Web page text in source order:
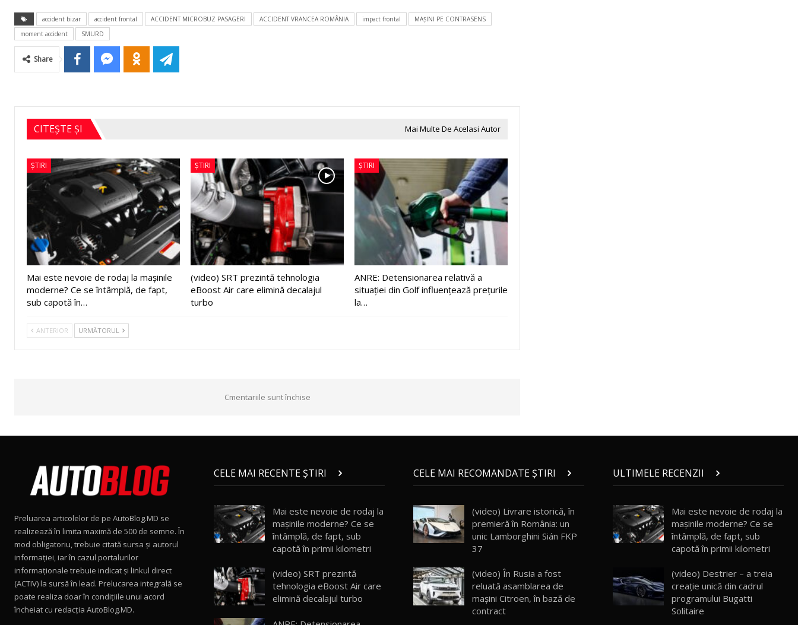
accident bizar accident frontal ACCIDENT MICROBUZ PASAGERI ACCIDENT VRANCEA ROMÂNIA impact frontal
MAŞINI PE CONTRASENS
moment accident
SMURD
Share
CITEȘTE ȘI Mai Multe De Acelasi Autor
ȘTIRI
Mai este nevoie de rodaj la mașinile
moderne? Ce se întâmplă, de fapt,
sub capotă în…
ȘTIRI
(video) SRT prezintă tehnologia
eBoost Air care elimină decalajul
turbo
ȘTIRI
ANRE: Detensionarea relativă a
situației din Golf influențează prețurile
la…
ANTERIOR URMĂTORUL
Cmentariile sunt închise
Micul BYD Dolphin Surf / Test Drive
16:59
Noua Mazda 6e / Test Drive AutoBlog.MD
26:59
23
Lynk & Co 01 / Test Drive AutoBlog.MD
25:19
Preluarea articolelor de pe AutoBlog.MD se
realizează în limita maximă de 500 de semne. În
mod obligatoriu, trebuie citată sursa și autorul
informației, iar în cazul portalurilor
informaționale trebuie indicat și linkul direct
(ACTIV) la sursă în lead. Prelucarea integrală se
poate realiza doar în condițiile unui acord
încheiat cu redacţia AutoBlog.MD.
CELE MAI RECENTE ȘTIRI
Mai este nevoie de rodaj la
mașinile moderne? Ce se
întâmplă, de fapt, sub
capotă în primii kilometri
(video) SRT prezintă
tehnologia eBoost Air care
elimină decalajul turbo
CELE MAI RECOMANDATE ȘTIRI
(video) Livrare istorică, în
premieră în România: un
unic Lamborghini Sián FKP
37
(video) În Rusia a fost
reluată asamblarea de
mașini Citroen, în bază de
contract
ULTIMELE RECENZII
Mai este nevoie de rodaj la
mașinile moderne? Ce se
întâmplă, de fapt, sub
capotă în primii kilometri
(video) Destrier – a treia
creație unică din cadrul
programului Bugatti
Solitaire